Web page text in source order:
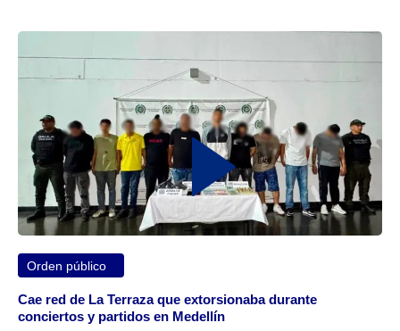
Orden público
Cae red de La Terraza que extorsionaba durante
conciertos y partidos en Medellín